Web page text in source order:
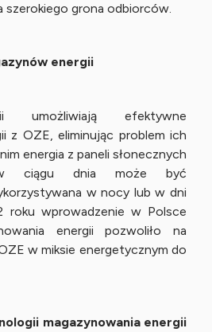
szerokiego grona odbiorców.
energii
umożliwiają efektywne
z OZE, eliminując problem ich
energia z paneli słonecznych
w ciągu dnia może być
w nocy lub w dni
roku wprowadzenie w Polsce
energii pozwoliło na
w miksie energetycznym do
magazynowania energii